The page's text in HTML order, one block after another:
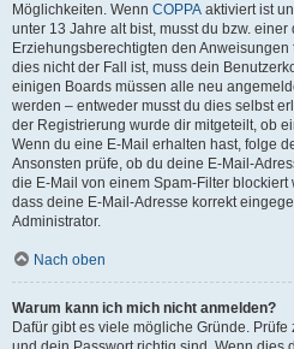
Möglichkeiten. Wenn COPPA aktiviert ist
unter 13 Jahre alt bist, musst du bzw.
Erziehungsberechtigten den
dies nicht der Fall ist, muss dein
einigen Boards müssen alle neu
werden – entweder musst du dies selbst
der Registrierung wurde dir mitgeteilt, ob
Wenn du eine E-Mail erhalten hast, folge
Ansonsten prüfe, ob du deine E-Mail-
die E-Mail von einem Spam-Filter
dass deine E-Mail-Adresse korrekt
Administrator.
Nach oben
Warum kann ich mich nicht anmelden?
Dafür gibt es viele mögliche Gründe.